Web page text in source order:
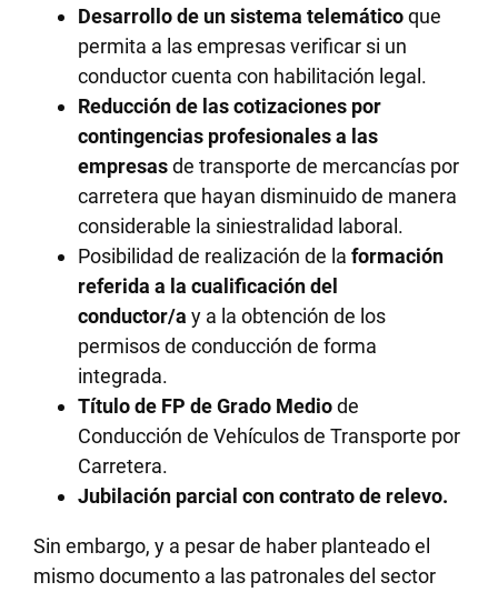
Desarrollo de un sistema telemáticoque
permita a las empresas verificar si un
conductor cuenta con habilitación legal.
Reducción de las cotizaciones por
contingencias profesionales a las
empresasde transporte de mercancías por
carretera que hayan disminuido de manera
considerable la siniestralidad laboral.
Posibilidad de realización de la formación
referida a la cualificación del
conductor/a y a la obtención de los
permisos de conducción de forma
integrada.
Título de FP de Grado Mediode
Conducción de Vehículos de Transporte por
Carretera.
Jubilación parcial con contrato de relevo.
Sin embargo, y a pesar de haber planteado el
mismo documento a las patronales del sector